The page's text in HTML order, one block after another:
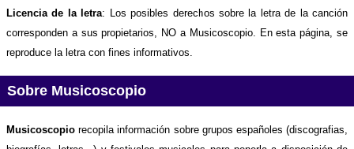
Licencia de la letra: Los posibles derechos sobre la letra de la canción
corresponden a sus propietarios, NO a Musicoscopio. En esta página, se
reproduce la letra con fines informativos.
Sobre Musicoscopio
Musicoscopio recopila información sobre grupos españoles (discografias,